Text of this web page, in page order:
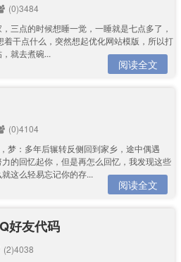
(0)3484
三点的时候想睡一觉，一睡就是七点多了，
干点什么，突然想起优化网站模版，所以打
就去煮碗...
阅读全文
(0)4104
梦：多年后辗转反侧回到家乡，途中偶遇
的回忆起你，但是再怎么回忆，我发现这些
这么轻易忘记你的存...
阅读全文
好友代码
(2)4038